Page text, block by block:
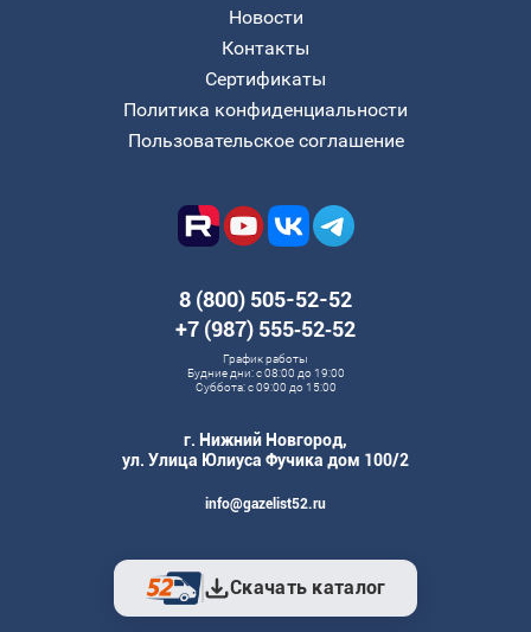
Новости
Контакты
Сертификаты
Политика конфиденциальности
Пользовательское соглашение
8 (800) 505-52-52
+7 (987) 555‑52‑52
График работы
Будние дни: с 08:00 до 19:00
Суббота: с 09:00 до 15:00
г. Нижний Новгород,
ул. Улица Юлиуса Фучика дом 100/2
info@gazelist52.ru
Скачать каталог